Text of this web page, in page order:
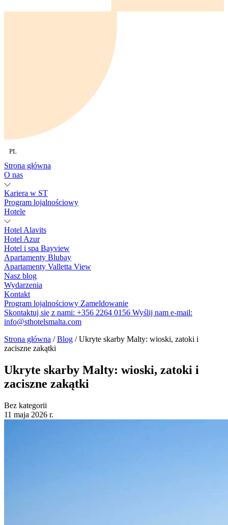
PL
Strona główna
O nas
Kariera w ST
Program lojalnościowy
Hotele
Hotel Alavits
Hotel Azur
Hotel i spa Bayview
Apartamenty Blubay
Apartamenty Valletta View
Nasz blog
Wydarzenia
Kontakt
Program lojalnościowy Zameldowanie
Skontaktuj się z nami: +356 2264 0156 Wyślij nam e-mail:
info@sthotelsmalta.com
Strona główna /Blog /Ukryte skarby Malty: wioski, zatoki i
zaciszne zakątki
Ukryte skarby Malty: wioski, zatoki i
zaciszne zakątki
Bez kategorii
11 maja 2026 r.